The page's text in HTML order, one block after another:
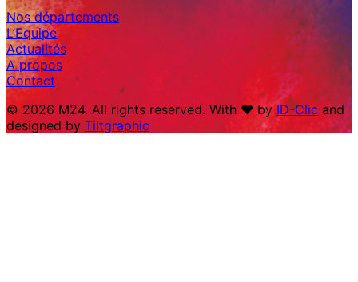
Nos départements
L’Equipe
Actualités
A propos
Contact
© 2026 M24. All rights reserved. With ♥︎ byID-Clic and
designed by Tiltgraphic